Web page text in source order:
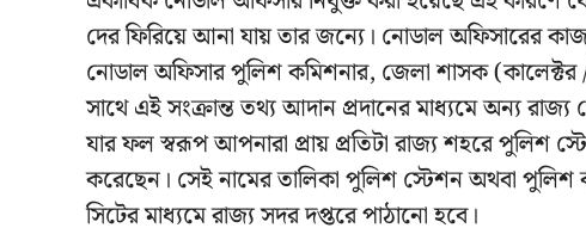
দের ফিরিয়ে আনা যায় তার জন্যে। নোডাল অফিসারের
নোডাল অফিসার পুলিশ কমিশনার, জেলা শাসক (কালেক্টর
সাথে এই সংক্রান্ত তথ্য আদান প্রদানের মাধ্যমে অন্য
যার ফল স্বরূপ আপনারা প্রায় প্রতিটা রাজ্য শহরে পুলিশ
করেছেন। সেই নামের তালিকা পুলিশ স্টেশন অথবা
সিটের মাধ্যমে রাজ্য সদর দপ্তরে পাঠানো হবে।